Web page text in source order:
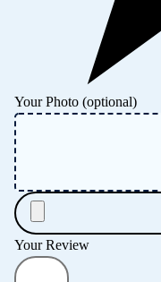
Your Photo (optional)
Your Review